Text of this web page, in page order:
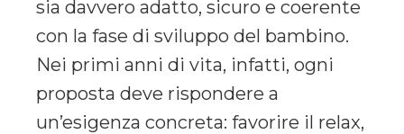
sia davvero adatto, sicuro e coerente
con la fase di sviluppo del bambino.
Nei primi anni di vita, infatti, ogni
proposta deve rispondere a
un’esigenza concreta: favorire il relax,